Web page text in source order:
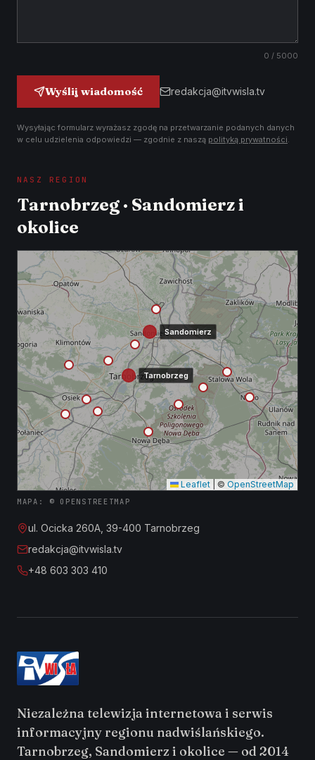
0 / 5000
Wyślij wiadomość redakcja@itvwisla.tv
Wysyłając formularz wyrażasz zgodę na przetwarzanie podanych danych
w celu udzielenia odpowiedzi — zgodnie z naszą polityką prywatności.
NASZ REGION
Tarnobrzeg · Sandomierz i
okolice
Tarnobrzeg
Sandomierz
Leaflet © OpenStreetMap
MAPA: © OPENSTREETMAP
ul. Ocicka 260A, 39-400 Tarnobrzeg
redakcja@itvwisla.tv
+48 603 303 410
Niezależna telewizja internetowa i serwis
informacyjny regionu nadwiślańskiego.
Tarnobrzeg, Sandomierz i okolice — od 2014